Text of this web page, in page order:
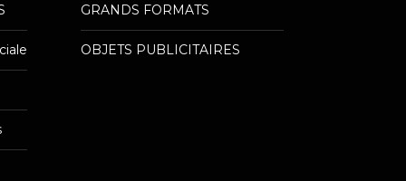
GRANDS FORMATS
————————————————
OBJETS PUBLICITAIRES